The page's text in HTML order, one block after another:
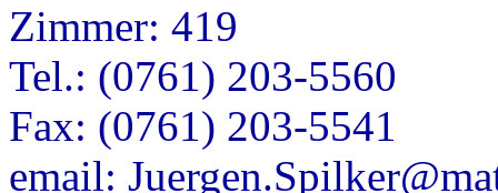
Zimmer: 419
Tel.: (0761) 203-5560
Fax: (0761) 203-5541
email: